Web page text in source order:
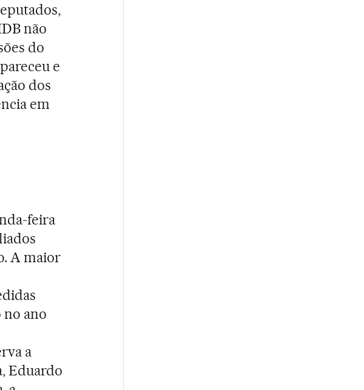
não
do
e
dos
em
feira
A maior
ano
a
Eduardo